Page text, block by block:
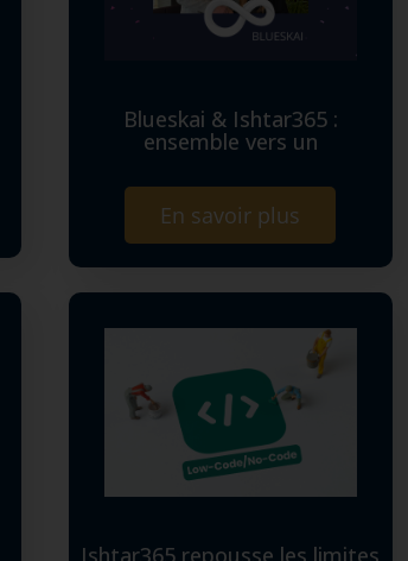
Blueskai & Ishtar365 :
ensemble vers un
En savoir plus